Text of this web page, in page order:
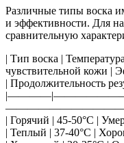
Различные типы воска
и эффективности. Для
сравнительную
| Тип воска |
чувствительной кожи |
| Продолжительность
| Горячий | 45-50°C |
| Теплый | 37-40°C |